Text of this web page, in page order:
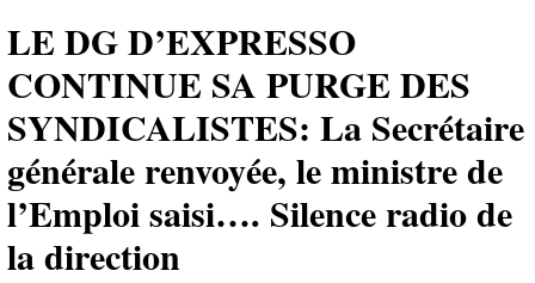
LE DG D’EXPRESSO
CONTINUE SA PURGE DES
SYNDICALISTES: La Secrétaire
générale renvoyée, le ministre de
l’Emploi saisi…. Silence radio de
la direction